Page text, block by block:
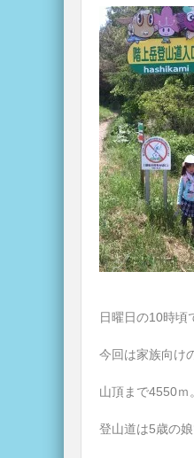
日曜日の10時頃
今回は家族向け
山頂まで4550ｍ。
登山道は5歳の娘